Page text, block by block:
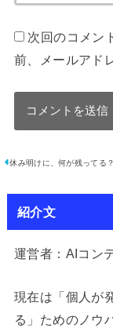
次回のコメン
前、メールアド
休み明けに、何が残ってる？
紹介文
運営者：AIコン
現在は「個人が
る」ためのノウ